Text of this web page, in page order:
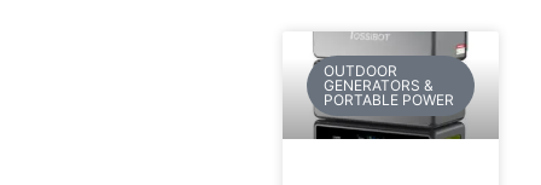
OUTDOOR
GENERATORS &
PORTABLE POWER